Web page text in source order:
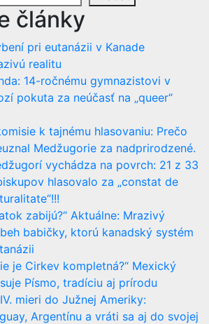
články
pri eutanázii v Kanade
realitu
14-ročnému gymnazistovi v
pokuta za neúčasť na „queer“
k tajnému hlasovaniu: Prečo
Medžugorie za nadprirodzené.
vychádza na povrch: 21 z 33
hlasovalo za „constat de
zabijú?“ Aktuálne: Mrazivý
babičky, ktorú kanadský systém
je Cirkev kompletná?“ Mexický
Písmo, tradíciu aj prírodu
mieri do Južnej Ameriky:
Argentínu a vráti sa aj do svojej